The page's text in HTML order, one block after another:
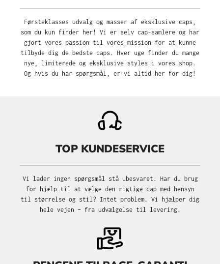
Førsteklasses udvalg og masser af eksklusive caps,
som du kun finder her! Vi er selv cap-samlere og har
gjort vores passion til vores mission for at kunne
tilbyde dig de bedste caps. Hver uge finder du mange
nye, limiterede og eksklusive styles i vores shop.
Og hvis du har spørgsmål, er vi altid her for dig!
TOP KUNDESERVICE
Vi lader ingen spørgsmål stå ubesvaret. Har du brug
for hjælp til at vælge den rigtige cap med hensyn
til størrelse og stil? Intet problem. Vi hjælper dig
hele vejen – fra udvælgelse til levering.